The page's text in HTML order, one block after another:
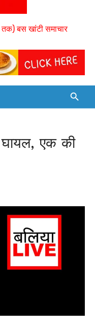
बस खांटी समाचार
एक की